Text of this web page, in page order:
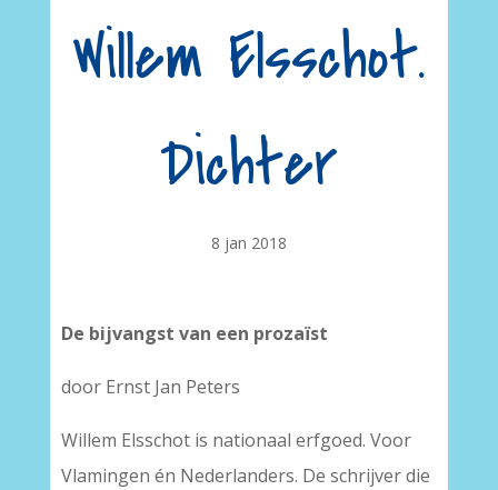
Willem Elsschot.
Dichter
8 jan 2018
De bijvangst van een prozaïst
door Ernst Jan Peters
Willem Elsschot is nationaal erfgoed. Voor
Vlamingen én Nederlanders. De schrijver die